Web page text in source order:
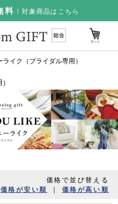
料 ！対象商品はこちら
ライク（ブライダル専用）
価格で並び替える
価格が安い順 ｜ 価格が高い順